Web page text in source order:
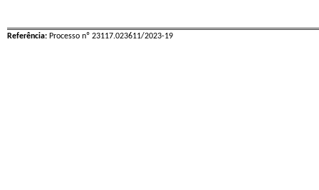
Referência: Processo nº 23117.023611/2023-19